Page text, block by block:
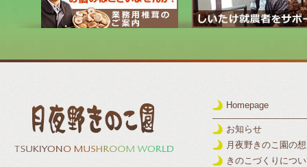
Homepage
お知らせ
月夜野きのこ園の
きのこづくりにつ